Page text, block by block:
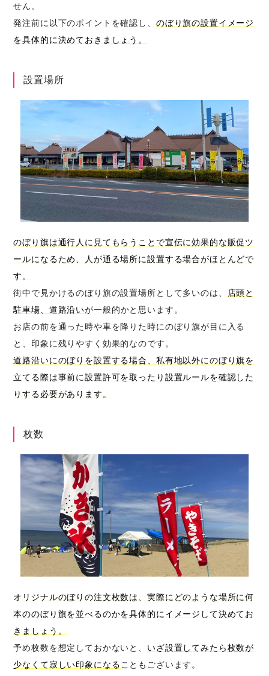
せん。
発注前に以下のポイントを確認し、 のぼり旗の設置イメージ
を具体的に決めておきましょう。
設置場所
のぼり旗は通行人に見てもらうことで宣伝に効果的な販促ツ
ールになるため、人が通る場所に設置する場合がほとんどで
す。
街中で見かけるのぼり旗の設置場所として多いのは、 店頭と
駐車場、道路沿いが一般的かと思います。
お店の前を通った時や車を降りた時にのぼり旗が目に入る
と、印象に残りやすく効果的なのです。
道路沿いにのぼりを設置する場合、私有地以外にのぼり旗を
立てる際は事前に設置許可を取ったり設置ルールを確認した
りする必要があります。
枚数
オリジナルのぼりの注文枚数は、実際にどのような場所に何
本ののぼり旗を並べるのかを具体的にイメージして決めてお
きましょう。
予め枚数を想定しておかないと、 いざ設置してみたら枚数が
少なくて寂しい印象になる こともございます。